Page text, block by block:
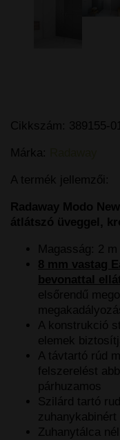
Cikkszám: 389155-
Márka:
A termék jellemzői:
Radaway Modo
átlátszó üveggel,
Magasság: 2 m
8 mm vastag
bevonattal
elsőrendű
A konstrukció
elemek
A távtartó rúd
felszerelést
párhuzamos
Szilárd tartó
zuhanykabinért
Zuhanytálca